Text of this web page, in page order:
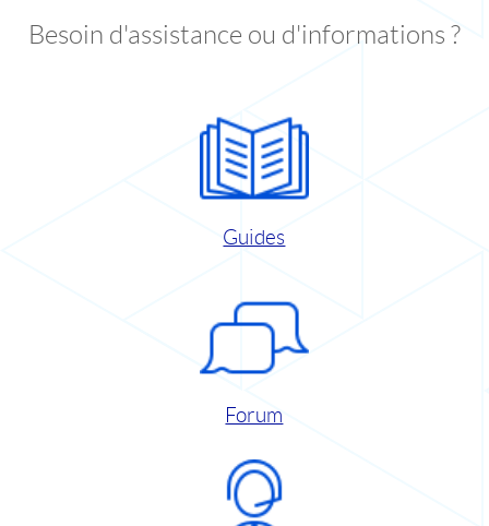
Besoin d'assistance ou d'informations ?
Guides
Forum